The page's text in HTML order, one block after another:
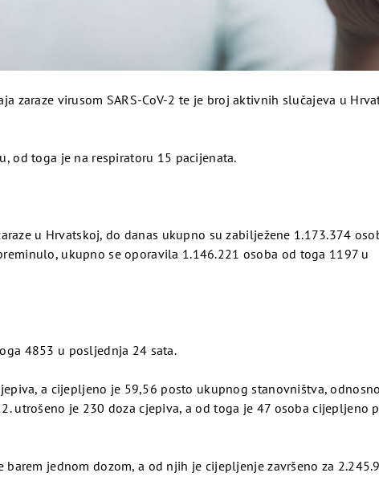
zaraze virusom SARS-CoV-2 te je broj aktivnih slučajeva u
od toga je na respiratoru 15 pacijenata.
u Hrvatskoj, do danas ukupno su zabilježene 1.173.374
ukupno se oporavila 1.146.221 osoba od toga 1197 u
4853 u posljednja 24 sata.
a cijepljeno je 59,56 posto ukupnog stanovništva,
utrošeno je 230 doza cjepiva, a od toga je 47 osoba cijepljeno
jednom dozom, a od njih je cijepljenje završeno za